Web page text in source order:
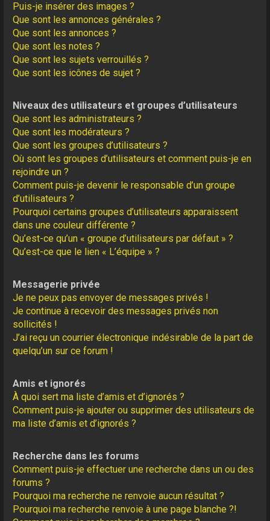
Puis-je insérer des images ?
Que sont les annonces générales ?
Que sont les annonces ?
Que sont les notes ?
Que sont les sujets verrouillés ?
Que sont les icônes de sujet ?
Niveaux des utilisateurs et groupes d’utilisateurs
Que sont les administrateurs ?
Que sont les modérateurs ?
Que sont les groupes d’utilisateurs ?
Où sont les groupes d’utilisateurs et comment puis-je en
rejoindre un ?
Comment puis-je devenir le responsable d’un groupe
d’utilisateurs ?
Pourquoi certains groupes d’utilisateurs apparaissent
dans une couleur différente ?
Qu’est-ce qu’un « groupe d’utilisateurs par défaut » ?
Qu’est-ce que le lien « L’équipe » ?
Messagerie privée
Je ne peux pas envoyer de messages privés !
Je continue à recevoir des messages privés non
sollicités !
J’ai reçu un courrier électronique indésirable de la part de
quelqu’un sur ce forum !
Amis et ignorés
À quoi sert ma liste d’amis et d’ignorés ?
Comment puis-je ajouter ou supprimer des utilisateurs de
ma liste d’amis et d’ignorés ?
Recherche dans les forums
Comment puis-je effectuer une recherche dans un ou des
forums ?
Pourquoi ma recherche ne renvoie aucun résultat ?
Pourquoi ma recherche renvoie à une page blanche ?!